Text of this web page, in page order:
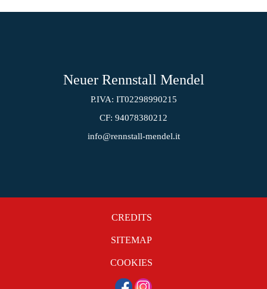
Neuer Rennstall Mendel
P.IVA: IT02298990215
CF: 94078380212
info@rennstall-mendel.it
CREDITS
SITEMAP
COOKIES